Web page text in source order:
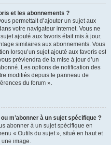
et les abonnements ?
permettait d’ajouter un sujet aux
votre navigateur internet. Vous ne
ajouté aux favoris était mis à jour.
similaires aux abonnements. Vous
lorsqu’un sujet ajouté aux favoris est
préviendra de la mise à jour d’un
Les options de notification des
modifiés depuis le panneau de
du forum ».
m’abonner à un sujet spécifique ?
abonner à un sujet spécifique en
« Outils du sujet », situé en haut et
une image.